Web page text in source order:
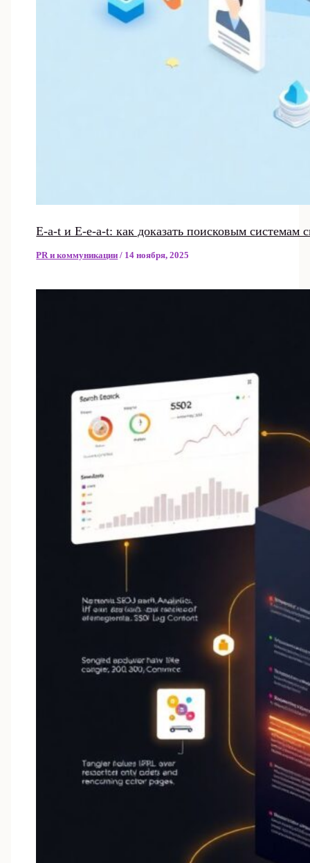
E-a-t и E-e-a-t: как доказать поисковым системам
PR и коммуникации / 14 ноября, 2025